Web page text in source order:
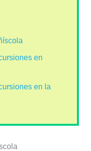
en
en la